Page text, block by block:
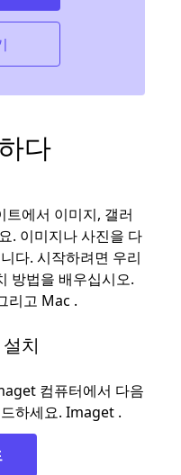
다
에서 이미지, 갤러
. 이미지나 사진을 다
다. 시작하려면 우리
방법을 배우십시오.
리고 Mac .
치
컴퓨터에서 다음
하세요. Imaget .